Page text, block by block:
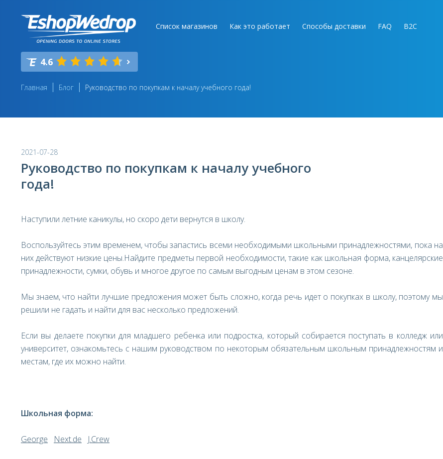
Список магазинов Как это работает Способы доставки FAQ B2C
4.6
Главная Блог Руководство по покупкам к началу учебного года!
2021-07-28
Руководство по покупкам к началу учебного
года!
Наступили летние каникулы, но скоро дети вернутся в школу.
Воспользуйтесь этим временем, чтобы запастись всеми необходимыми школьными принадлежностями, пока на
них действуют низкие цены.Найдите предметы первой необходимости, такие как школьная форма, канцелярские
принадлежности, сумки, обувь и многое другое по самым выгодным ценам в этом сезоне.
Мы знаем, что найти лучшие предложения может быть сложно, когда речь идет о покупках в школу, поэтому мы
решили не гадать и найти для вас несколько предложений.
Если вы делаете покупки для младшего ребенка или подростка, который собирается поступать в колледж или
университет, ознакомьтесь с нашим руководством по некоторым обязательным школьным принадлежностям и
местам, где их можно найти.
Школьная форма:
George Next.de J.Crew